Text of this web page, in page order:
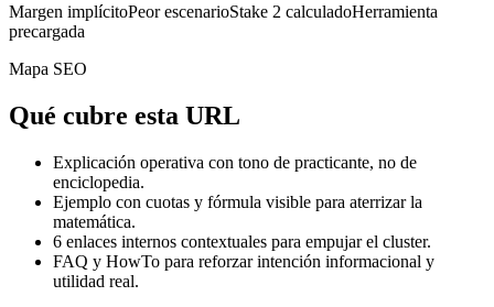
Margen implícitoPeor escenarioStake 2 calculadoHerramienta
precargada
Mapa SEO
Qué cubre esta URL
Explicación operativa con tono de practicante, no de
enciclopedia.
Ejemplo con cuotas y fórmula visible para aterrizar la
matemática.
6 enlaces internos contextuales para empujar el cluster.
FAQ y HowTo para reforzar intención informacional y
utilidad real.